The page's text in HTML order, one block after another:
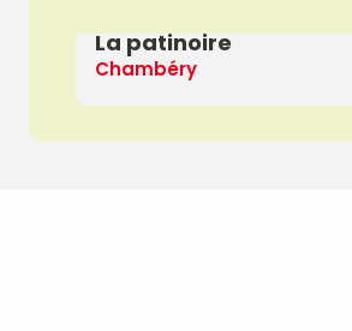
La patinoire
Chambéry